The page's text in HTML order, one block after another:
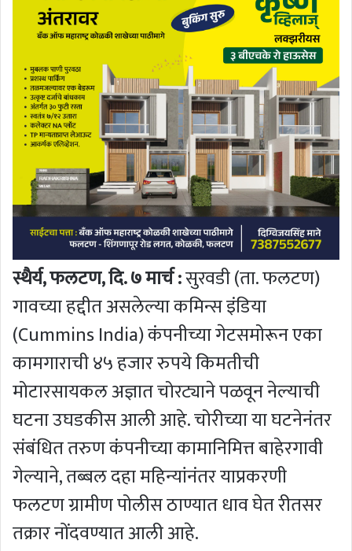
स्थैर्य, फलटण, दि. ७ मार्च :सुरवडी (ता. फलटण)
गावच्या हद्दीत असलेल्या कमिन्स इंडिया
(Cummins India) कंपनीच्या गेटसमोरून एका
कामगाराची ४५ हजार रुपये किमतीची
मोटारसायकल अज्ञात चोरट्याने पळवून नेल्याची
घटना उघडकीस आली आहे. चोरीच्या या घटनेनंतर
संबंधित तरुण कंपनीच्या कामानिमित्त बाहेरगावी
गेल्याने, तब्बल दहा महिन्यांनंतर याप्रकरणी
फलटण ग्रामीण पोलीस ठाण्यात धाव घेत रीतसर
तक्रार नोंदवण्यात आली आहे.